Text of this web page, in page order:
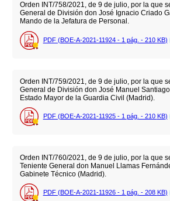
Orden INT/758/2021, de 9 de julio, por la que
General de División don José Ignacio Criado
Mando de la Jefatura de Personal.
PDF (BOE-A-2021-11924 - 1 pág. - 210 KB)
Orden INT/759/2021, de 9 de julio, por la que
General de División don José Manuel
Estado Mayor de la Guardia Civil (Madrid).
PDF (BOE-A-2021-11925 - 1 pág. - 210 KB)
Orden INT/760/2021, de 9 de julio, por la que
Teniente General don Manuel Llamas
Gabinete Técnico (Madrid).
PDF (BOE-A-2021-11926 - 1 pág. - 208 KB)